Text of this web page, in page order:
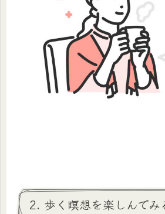
2. 歩く瞑想を楽しんでみ